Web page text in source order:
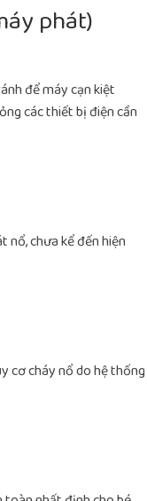
phát)
để máy cạn kiệt
các thiết bị điện cần
chưa kể đến hiện
cơ cháy nổ do hệ thống